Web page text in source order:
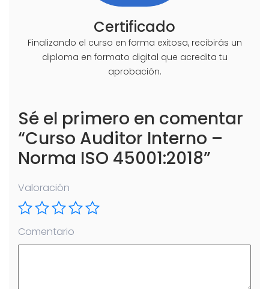
Certificado
Finalizando el curso en forma exitosa, recibirás un
diploma en formato digital que acredita tu
aprobación.
Sé el primero en comentar
“Curso Auditor Interno –
Norma ISO 45001:2018”
Valoración
Comentario